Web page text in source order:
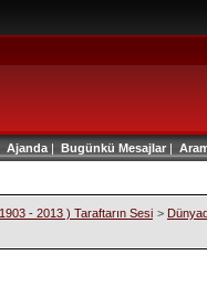
Ajanda | Bugünkü Mesajlar|
- 2013 ) Taraftarın Sesi >